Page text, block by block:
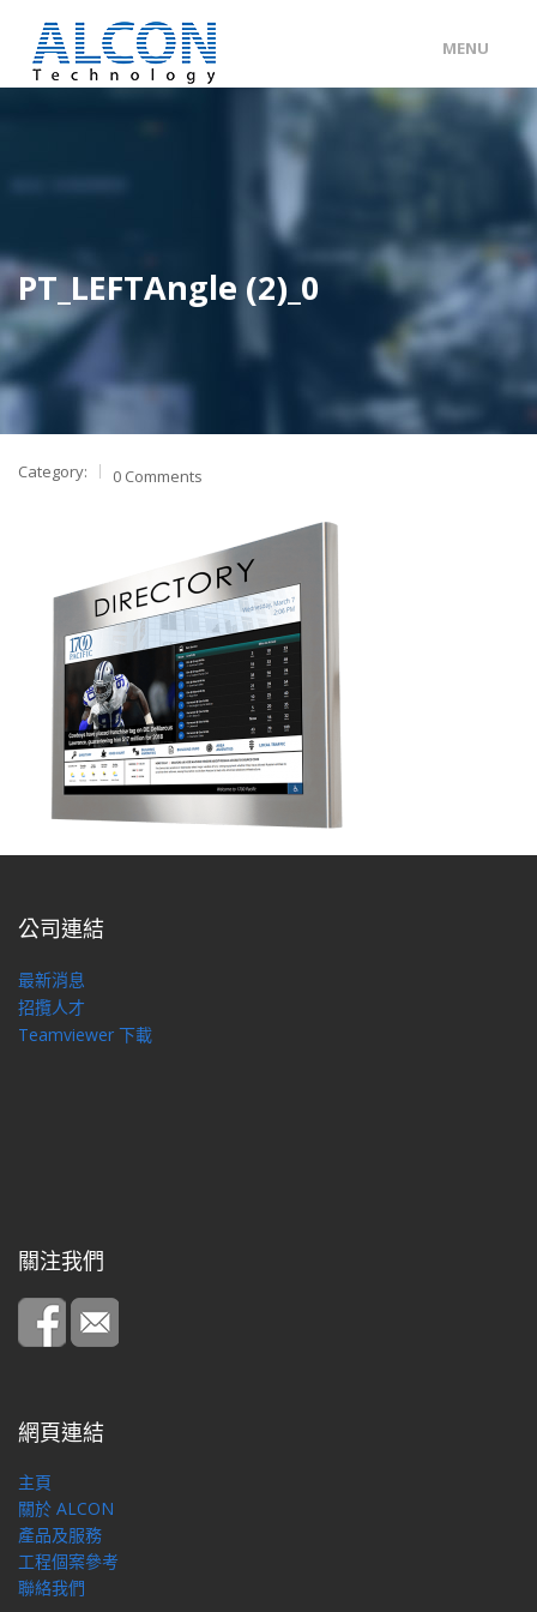
MENU
ENG / 中文
產品及服務
工程個案
聯絡我們
PT_LEFTAngle (2)_0
Category: 0 Comments
公司連結
最新消息
招攬人才
Teamviewer 下載
關注我們
網頁連結
主頁
關於 ALCON
產品及服務
工程個案參考
聯絡我們